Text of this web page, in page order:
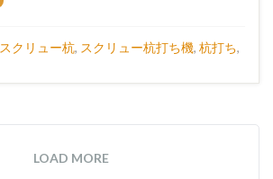
スクリュー杭, スクリュー杭打ち機, 杭打ち,
LOAD MORE